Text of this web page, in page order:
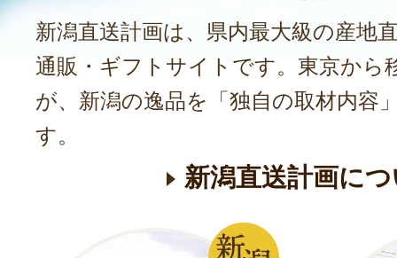
新潟直送計画は、県内最大級の産地
通販・ギフトサイトです。東京から
が、新潟の逸品を「独自の取材内容
す。
新潟直送計画に